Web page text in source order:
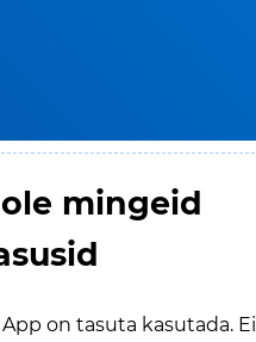
mingeid
on tasuta kasutada. Ei